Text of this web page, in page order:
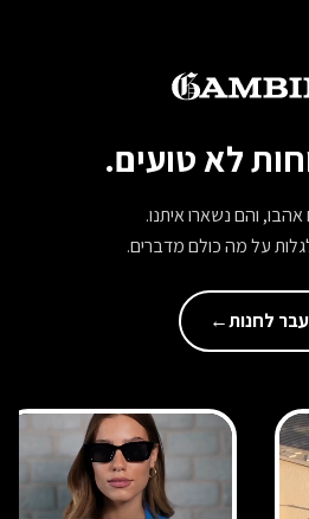
לא טועים.
והם נשארו איתנו.
על מה כולם מדברים.
לחנות←